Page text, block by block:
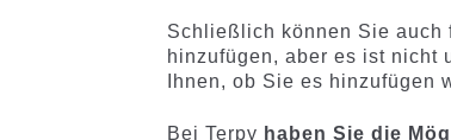
d auf
Kundenb
ewertung
Schließlich können Sie
hinzufügen, aber es ist nicht
Ihnen, ob Sie es hinzufügen
Bei Terpy haben Sie die